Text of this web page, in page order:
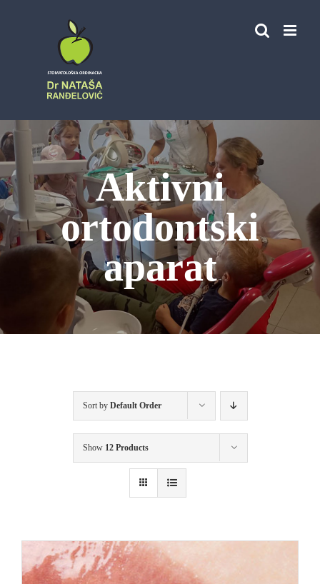
Aktivni
ortodontski
aparat
Sort by Default Order
Show 12 Products